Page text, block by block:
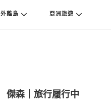
外離島 亞洲旅遊
傑森｜旅行履行中